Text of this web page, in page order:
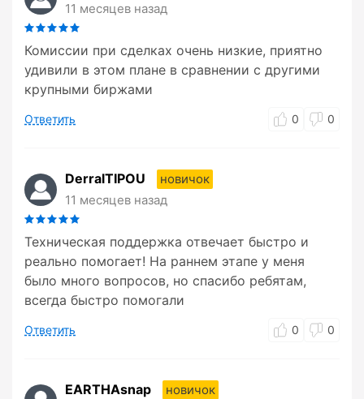
11 месяцев назад
Комиссии при сделках очень низкие, приятно
удивили в этом плане в сравнении с другими
крупными биржами
Ответить 0 0
DerralTIPOU
новичок
11 месяцев назад
Техническая поддержка отвечает быстро и
реально помогает! На раннем этапе у меня
было много вопросов, но спасибо ребятам,
всегда быстро помогали
Ответить 0 0
EARTHAsnap
новичок